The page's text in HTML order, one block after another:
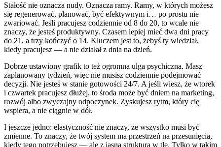
Stałość nie oznacza nudy. Oznacza ramy. Ramy, w których możesz
się regenerować, planować, być efektywnym i… po prostu nie
zwariować. Jeśli pracujesz codziennie od 8 do 20, to wcale nie
znaczy, że jesteś produktywny. Czasem lepiej mieć dwa dni pracy
do 21, a trzy kończyć o 14. Kluczem jest to, żebyś ty wiedział,
kiedy pracujesz — a nie działał z dnia na dzień.
Dobrze ustawiony grafik to też ogromna ulga psychiczna. Masz
zaplanowany tydzień, więc nie musisz codziennie podejmować
decyzji. Nie jesteś w stanie gotowości 24/7. A jeśli wiesz, że wtorek
i czwartek pracujesz dłużej, to środa może być dniem na marketing,
rozwój albo zwyczajny odpoczynek. Zyskujesz rytm, który cię
wspiera, a nie ciągnie w dół.
I jeszcze jedno: elastyczność nie znaczy, że wszystko musi być
zmienne. To znaczy, że twój system ma przestrzeń na przesunięcia,
kiedy tego potrzebujesz — ale z jasną strukturą w tle. Tylko w takim